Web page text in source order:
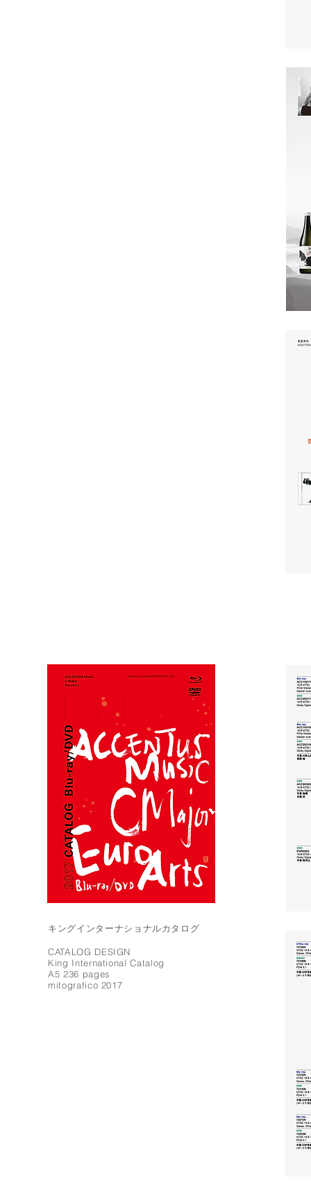
キングインターナショナルカタログ
CATALOG DESIGN
King International Catalog
A5 236 pages
mitografico 2017